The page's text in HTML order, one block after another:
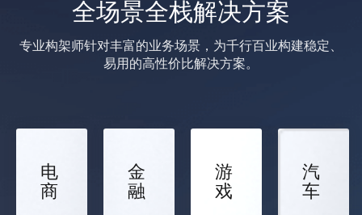
全场景全栈解决方案
专业构架师针对丰富的业务场景，为千行百业构建稳定、
易用的高性价比解决方案。
电
商
金
融
游
戏
汽
车